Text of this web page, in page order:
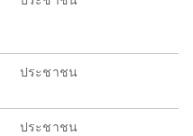
ประชาชน
ประชาชน